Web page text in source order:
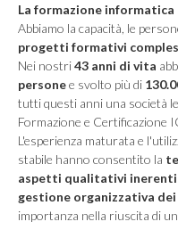
La formazione informatica
Abbiamo la capacità, le
progetti formativi
Nei nostri43 anni di vita
personee svolto più di
tutti questi anni una società
Formazione e Certificazione
L'esperienza maturata e
stabile hanno consentito la
aspetti qualitativi
gestione organizzativa
importanza nella riuscita di